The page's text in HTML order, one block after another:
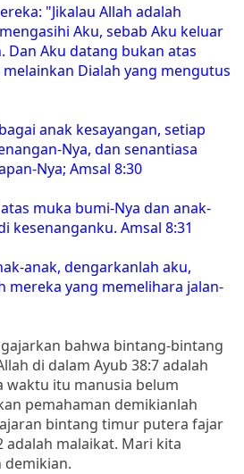
"Jikalau Allah adalah
Aku, sebab Aku keluar
Dan Aku datang bukan atas
Dialah yang mengutus
anak kesayangan, setiap
Nya, dan senantiasa
Nya; Amsal 8:30
muka bumi-Nya dan anak-
kesenanganku. Amsal 8:31
anak, dengarkanlah aku,
mereka yang memelihara jalan-
bahwa bintang-bintang
di dalam Ayub 38:7 adalah
waktu itu manusia belum
pemahaman demikianlah
bintang timur putera fajar
adalah malaikat. Mari kita
demikian.